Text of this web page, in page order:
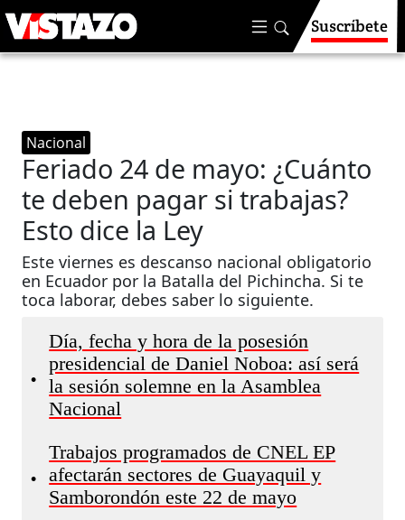
Suscríbete
Nacional
Feriado 24 de mayo: ¿Cuánto
te deben pagar si trabajas?
Esto dice la Ley
Este viernes es descanso nacional obligatorio
en Ecuador por la Batalla del Pichincha. Si te
toca laborar, debes saber lo siguiente.
•
Día, fecha y hora de la posesión
presidencial de Daniel Noboa: así será
la sesión solemne en la Asamblea
Nacional
•
Trabajos programados de CNEL EP
afectarán sectores de Guayaquil y
Samborondón este 22 de mayo